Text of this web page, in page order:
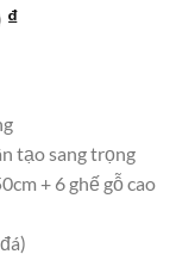
₫Giá
tạo sang trọng
+ 6 ghế gỗ cao